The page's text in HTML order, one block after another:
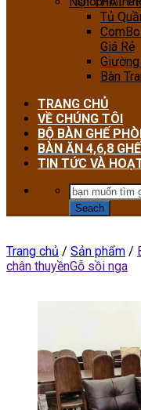
Tủ
Giá Rẻ
Bàn
TRANG CHỦ
VỀ CHÚNG TÔI
BỘ BÀN GHẾ
BÀN ĂN 4,6,8 GHẾ
TIN TỨC VÀ
Trang chủ / Sản phẩm /
chân thuyềnGỗ sồi nga